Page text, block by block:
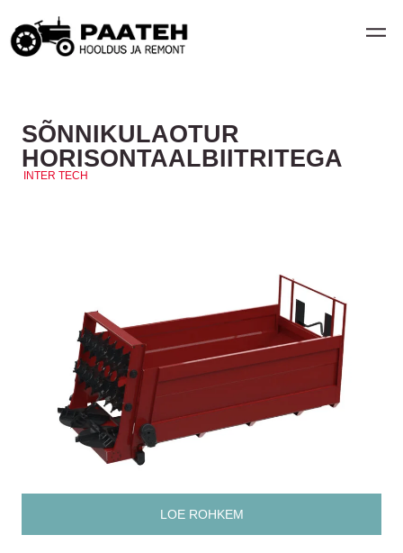
SÕNNIKULAOTUR
HORISONTAALBIITRITEGA
INTER TECH
LOE ROHKEM